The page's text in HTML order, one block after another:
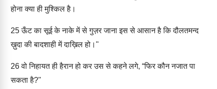
होना क्या ही मुश्किल है।
25ऊँट का सूई के नाके में से गुज़र जाना इस से आसान है कि दौलतमन्द
ख़ुदा की बादशाही में दाख़िल हो।"
26वो निहायत ही हैरान हो कर उस से कहने लगे, “फिर कौन नजात पा
सकता है?"